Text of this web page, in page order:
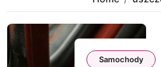
Samochody